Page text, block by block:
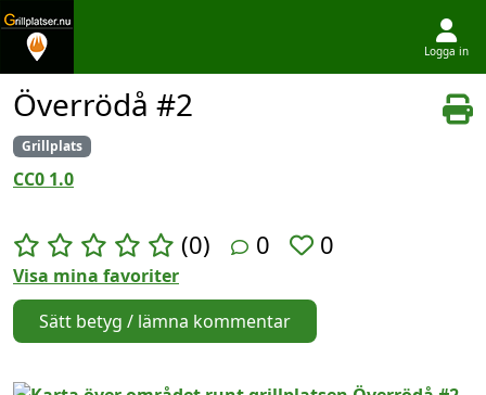
Hoppa till innehållet
Logga in
Överrödå #2
Grillplats
CC0 1.0
(0) 0 0
Visa mina favoriter
Sätt betyg / lämna kommentar